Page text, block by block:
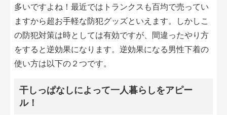
多いですよね！最近ではトランクスも百均で売ってい
ますから超お手軽な防犯グッズといえます。しかしこ
の防犯対策は時としては有効ですが、間違ったやり方
をすると逆効果になります。逆効果になる男性下着の
使い方は以下の２つです。
干しっぱなしによって一人暮らしをアピー
ル！